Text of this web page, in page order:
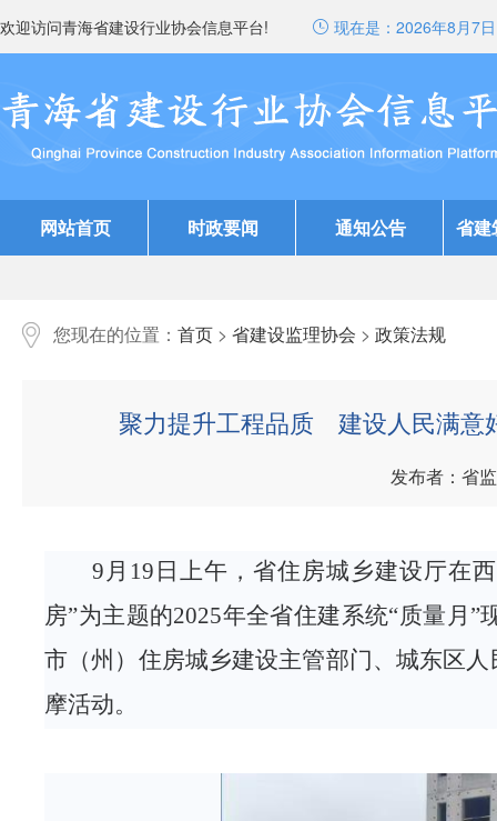
欢迎访问青海省建设行业协会信息平台! 现在是： 2026年8月7
网站首页 时政要闻 通知公告 省建
您现在的位置： 首页 > 省建设监理协会 > 政策法规
聚力提升工程品质 建设人民满意
发布者：省
9月19日上午，省住房城乡建设厅在
房”为主题的2025年全省住建系统“质量月
市（州）住房城乡建设主管部门、城东区人
摩活动。